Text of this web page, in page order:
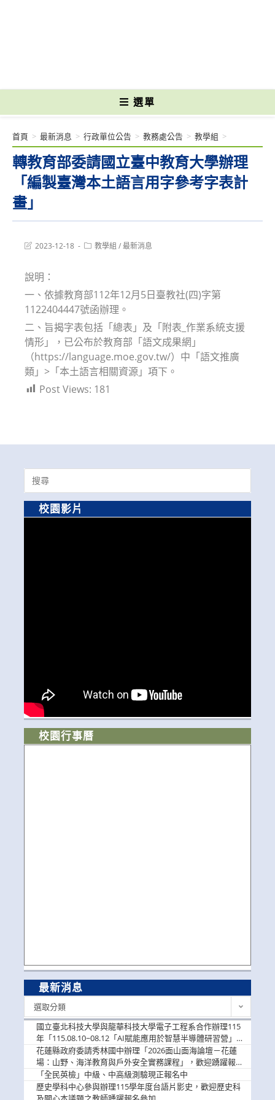
選單
轉教育部委請國立臺中教育大學辦理
「編製臺灣本土語言用字參考字表計
畫」
首頁 > 最新消息 > 行政單位公告 > 教務處公告 > 教學組 >
Post2023-12-18
Post教學組 /最新消息
說明：
一、依據教育部112年12月5日臺教社(四)字第
1122404447號函辦理。
二、旨揭字表包括「總表」及「附表_作業系統支援
情形」，已公布於教育部「語文成果網」
（https://language.moe.gov.tw/）中「語文推廣
類」>「本土語言相關資源」項下。
Post Views: 181
Search
for:
校園影片
校園行事曆
最新消息
選取分類
國立臺北科技大學與龍華科技大學電子工程系合作辦理115
年「115.08.10~08.12「AI賦能應用於智慧半導體研習營」，
歡迎學生踴躍報名參加
花蓮縣政府委請秀林國中辦理「2026面山面海論壇－花蓮
場：山野、海洋教育與戶外安全實務課程」，歡迎踴躍報名
參加
「全民英檢」中級、中高級測驗現正報名中
歷史學科中心參與辦理115學年度台語片影史，歡迎歷史科